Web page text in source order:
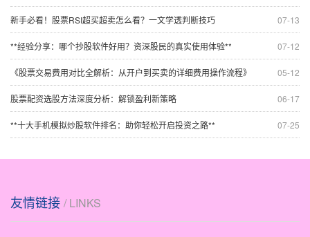
07-13
新手必看！股票RSI超买超卖怎么看？一文学透判断技巧
07-12
**经验分享：哪个抄股软件好用？资深股民的真实使用体验**
05-12
《股票交易费用对比全解析：从开户到买卖的详细费用操作流程》
06-17
股票配资选股方法深度分析：解锁盈利新策略
07-25
**十大手机模拟炒股软件排名：助你轻松开启投资之路**
友情链接 / LINKS